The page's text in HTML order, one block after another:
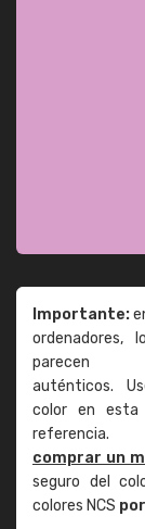
Importante:
ordenadores,
parecen
auténticos.
color en esta
referencia.
comprar un
seguro del
colores NCS